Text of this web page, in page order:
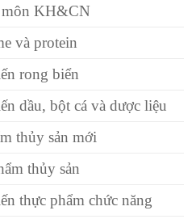
môn KH&CN
và protein
rong biển
dầu, bột cá và dược liệu
thủy sản mới
thủy sản
thực phẩm chức năng